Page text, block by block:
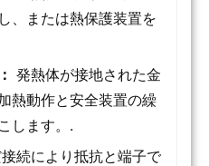
、または熱保護装置を
発熱体が接地された金
熱動作と安全装置の繰
します。.
続により抵抗と端子で